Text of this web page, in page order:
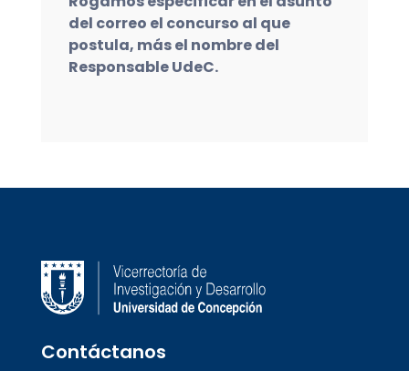
del correo el concurso al que
postula, más el nombre del
Responsable UdeC.
Contáctanos